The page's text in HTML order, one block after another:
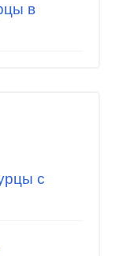
в
с